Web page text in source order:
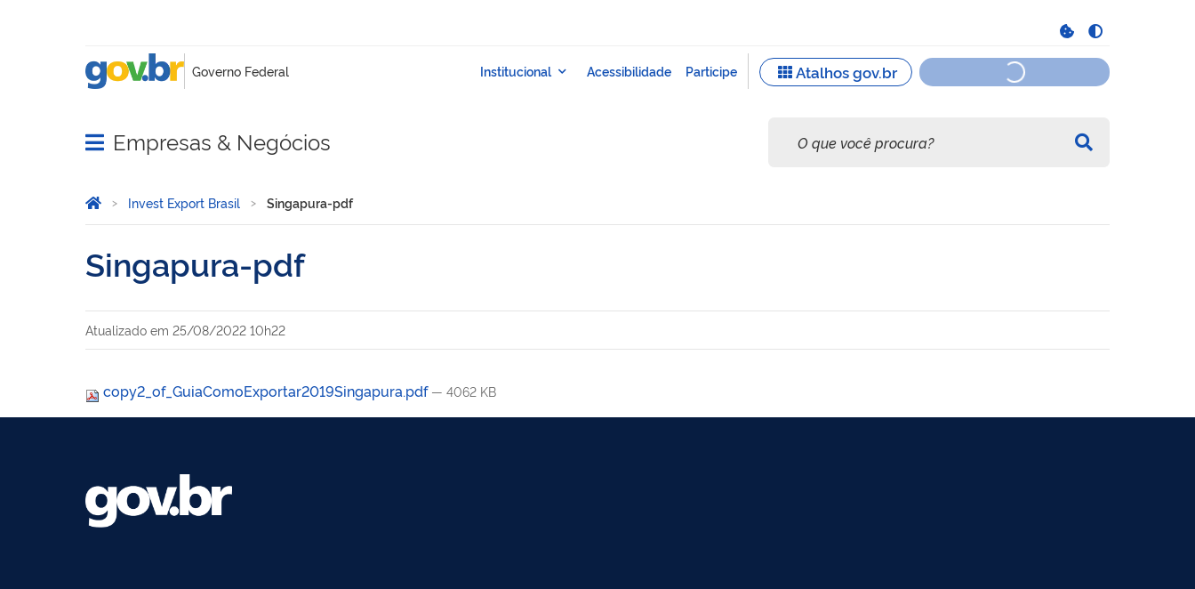
Abrir menu principal de navegação
Empresas & Negócios
Você está aqui:
Página Inicial
Invest Export Brasil Singapura-pdf
Singapura-pdf
Atualizado em 25/08/2022 10h22
copy2_of_GuiaComoExportar2019Singapura.pdf — 4062 KB